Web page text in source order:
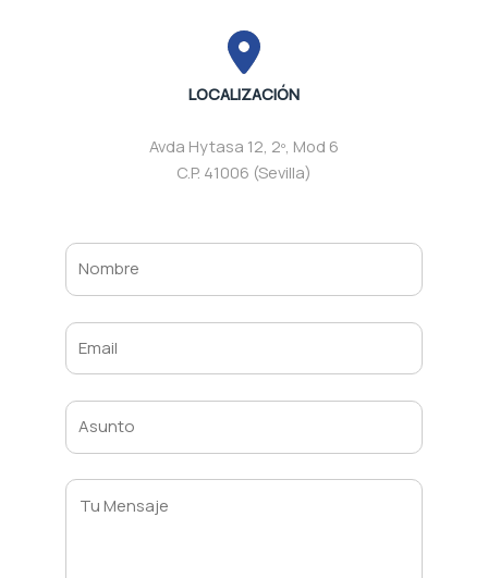
LOCALIZACIÓN
Avda Hytasa 12, 2º, Mod 6
C.P. 41006 (Sevilla)